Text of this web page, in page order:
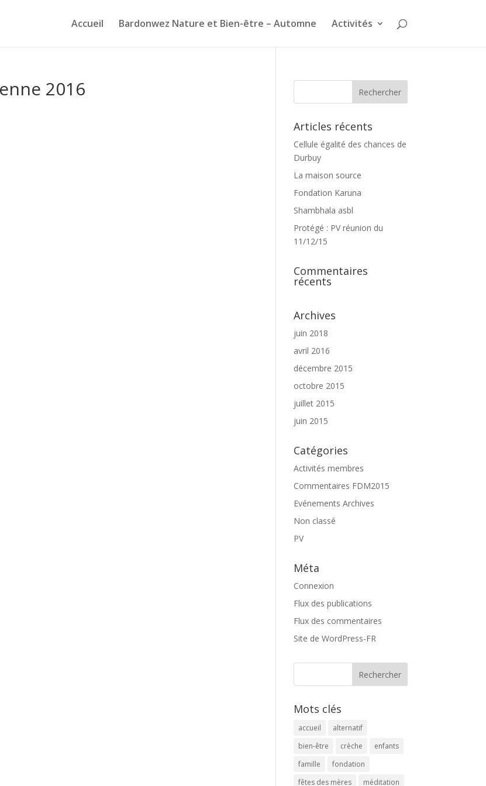
Accueil Bardonwez Nature et Bien-être – Automne Activités
2016
Articles récents
Cellule égalité des chances de
Durbuy
La maison source
Fondation Karuna
Shambhala asbl
Protégé : PV réunion du
11/12/15
Commentaires
récents
Archives
juin 2018
avril 2016
décembre 2015
octobre 2015
juillet 2015
juin 2015
Catégories
Activités membres
Commentaires FDM2015
Evénements Archives
Non classé
PV
Méta
Connexion
Flux des publications
Flux des commentaires
Site de WordPress-FR
Mots clés
accueil
alternatif
bien-être
crèche
enfants
famille
fondation
fêtes des mères
méditation